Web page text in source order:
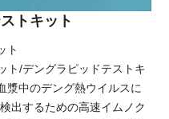
トキット
ト
ト/デングラピッドテストキ
漿中のデング熱ウイルスに
出するための高速イムノク